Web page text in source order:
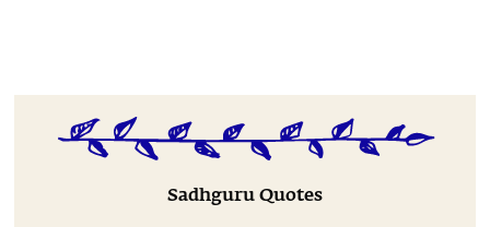
Sadhguru Quotes